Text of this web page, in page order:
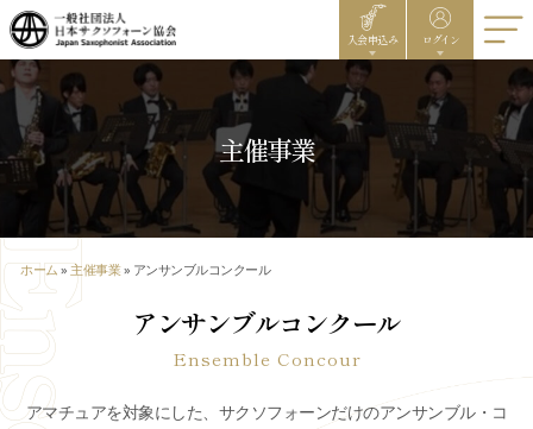
入会申込み ログイン
主催事業
ホーム»主催事業» アンサンブルコンクール
アンサンブルコンクール
Ensemble Concour
アマチュアを対象にした、サクソフォーンだけのアンサンブル・コ